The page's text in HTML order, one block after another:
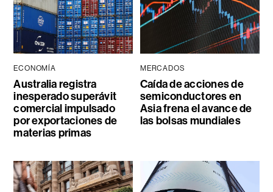
ECONOMÍA
Australia registra
inesperado superávit
comercial impulsado
por exportaciones de
materias primas
MERCADOS
Caída de acciones de
semiconductores en
Asia frena el avance de
las bolsas mundiales